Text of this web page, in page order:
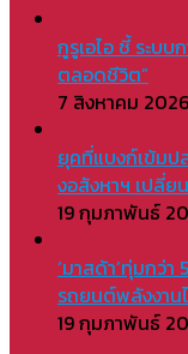
กูรูเอไอ ชี้ ระบบ
ตลอดชีวิต”
7 สิงหาคม 2026
ยุคที่แบงก์เข้มป
งอสังหาฯ เปลี่ย
19 กุมภาพันธ์
‘มาสด้า’ทุ่มกว่
รถยนต์พลังงา
19 กุมภาพันธ์